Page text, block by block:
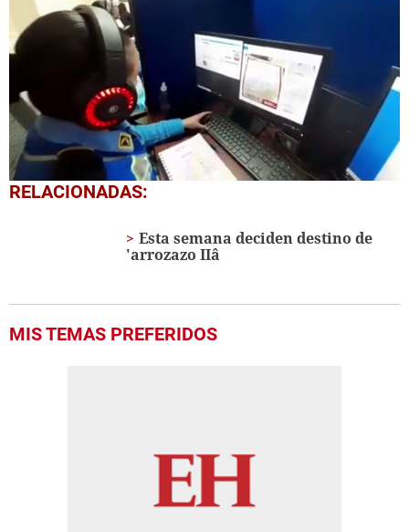
0
seconds
RELACIONADAS:
Esta semana deciden destino de
'arrozazo IIâ
MIS TEMAS PREFERIDOS